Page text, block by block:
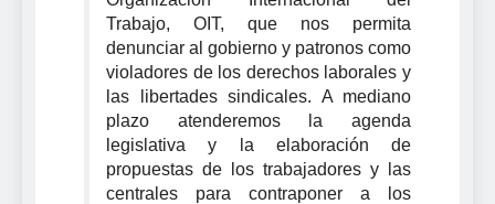
Trabajo, OIT, que nos permita
denunciar al gobierno y patronos como
violadores de los derechos laborales y
las libertades sindicales. A mediano
plazo atenderemos la agenda
legislativa y la elaboración de
propuestas de los trabajadores y las
centrales para contraponer a los